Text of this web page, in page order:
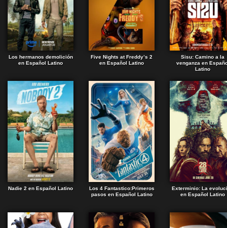
Los hermanos demolición
en Español Latino
Five Nights at Freddy’s 2
en Español Latino
Sisu: Camino a la
venganza en
Latino
Nadie 2 en Español Latino
Los 4 Fantastico:Primeros
pasos en Español Latino
Exterminio: La
en Español Latino